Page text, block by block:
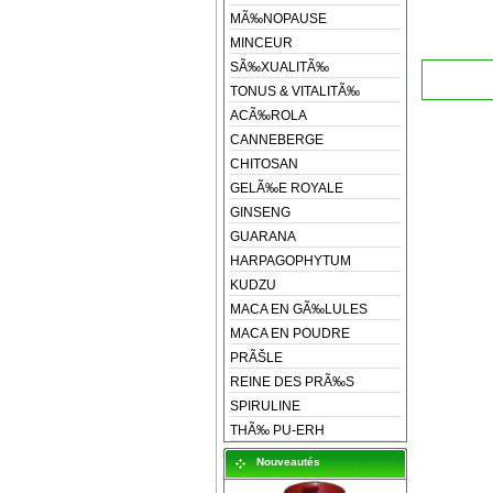
MÃ‰NOPAUSE
MINCEUR
SÃ‰XUALITÃ‰
TONUS & VITALITÃ‰
ACÃ‰ROLA
CANNEBERGE
CHITOSAN
GELÃ‰E ROYALE
GINSENG
GUARANA
HARPAGOPHYTUM
KUDZU
MACA EN GÃ‰LULES
MACA EN POUDRE
PRÃŠLE
REINE DES PRÃ‰S
SPIRULINE
THÃ‰ PU-ERH
Nouveautés